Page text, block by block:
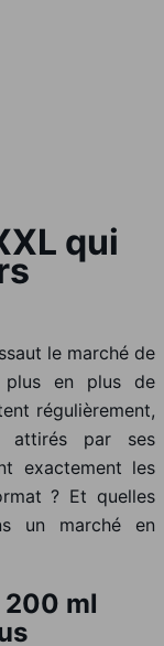
qui
le marché de
plus en plus de
régulièrement,
attirés par ses
exactement les
? Et quelles
un marché en
200 ml